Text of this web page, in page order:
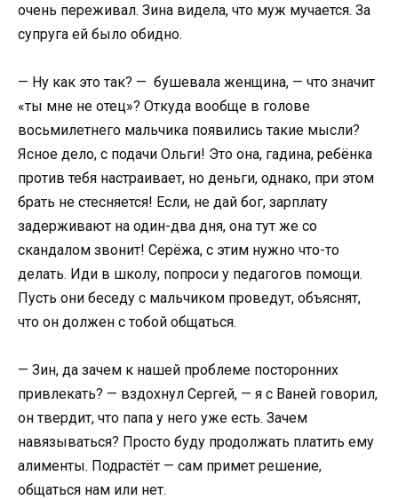
очень переживал. Зина видела, что муж мучается. За
супруга ей было обидно.
— Ну как это так? — бушевала женщина, — что значит
«ты мне не отец»? Откуда вообще в голове
восьмилетнего мальчика появились такие мысли?
Ясное дело, с подачи Ольги! Это она, гадина, ребёнка
против тебя настраивает, но деньги, однако, при этом
брать не стесняется! Если, не дай бог, зарплату
задерживают на один-два дня, она тут же со
скандалом звонит! Серёжа, с этим нужно что-то
делать. Иди в школу, попроси у педагогов помощи.
Пусть они беседу с мальчиком проведут, объяснят,
что он должен с тобой общаться.
— Зин, да зачем к нашей проблеме посторонних
привлекать? — вздохнул Сергей, — я с Ваней говорил,
он твердит, что папа у него уже есть. Зачем
навязываться? Просто буду продолжать платить ему
алименты. Подрастёт — сам примет решение,
общаться нам или нет.